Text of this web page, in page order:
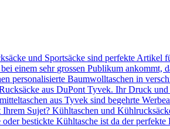
und Sportsäcke sind perfekte Artikel
einem sehr grossen Publikum ankommt,
personalisierte Baumwolltaschen in
aus DuPont Tyvek. Ihr Druck
aus Tyvek sind begehrte
Sujet? Kühltaschen und
bestickte Kühltasche ist da der